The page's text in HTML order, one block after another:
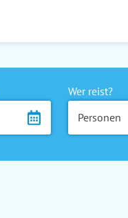
Wer reist?
Personen